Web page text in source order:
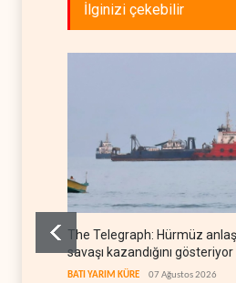
İlginizi çekebilir
The Telegraph: Hürmüz
savaşı kazandığını gösteriyor
BATI YARIM KÜRE 07 Ağustos 2026